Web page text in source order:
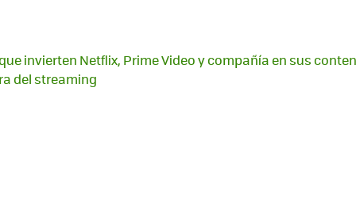
invierten Netflix, Prime Video y compañía en sus
del streaming